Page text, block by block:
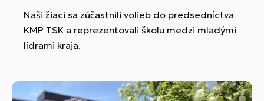
Naši žiaci sa zúčastnili volieb do predsedníctva
KMP TSK a reprezentovali školu medzi mladými
lídrami kraja.